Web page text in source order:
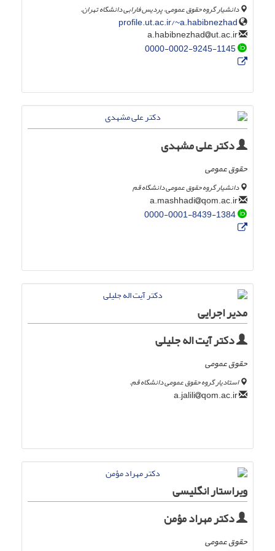
دانشیار گروه حقوق عمومی، پردیس فارابی دانشگاه تهران.
profile.ut.ac.ir/~a.habibnezhad
ut.ac.ir
0000-0002-9245-1145
دکتر علی مشهدی
حقوق عمومی
دانشیار گروه حقوق عمومی دانشگاه قم
qom.ac.ir
0000-0001-8439-1384
مدیر اجرایی
دکتر آیت اله جلیلی
حقوق عمومی
استادیار گروه حقوق عمومی دانشگاه قم.
qom.ac.ir
ویراستار انگلیسی
دکتر مهراد مؤمن
حقوق عمومی